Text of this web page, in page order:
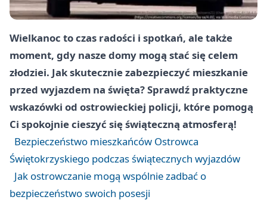
Wielkanoc to czas radości i spotkań, ale także
moment, gdy nasze domy mogą stać się celem
złodziei. Jak skutecznie zabezpieczyć mieszkanie
przed wyjazdem na święta? Sprawdź praktyczne
wskazówki od ostrowieckiej policji, które pomogą
Ci spokojnie cieszyć się świąteczną atmosferą!
Bezpieczeństwo mieszkańców Ostrowca
Świętokrzyskiego podczas świątecznych wyjazdów
Jak ostrowczanie mogą wspólnie zadbać o
bezpieczeństwo swoich posesji